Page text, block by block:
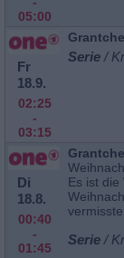
05:00
Fr
18.9.
02:25
-
03:15
Serie /
Di
18.8.
00:40
-
01:45
Es ist
Serie /